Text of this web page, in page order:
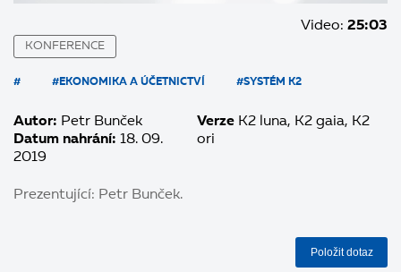
Video: 25:03
KONFERENCE
# #EKONOMIKA A ÚČETNICTVÍ #SYSTÉM K2
Autor: Petr Bunček
Datum nahrání: 18. 09.
2019
Verze K2 luna K2 gaia
K2
ori
Prezentující: Petr Bunček.
Položit dotaz